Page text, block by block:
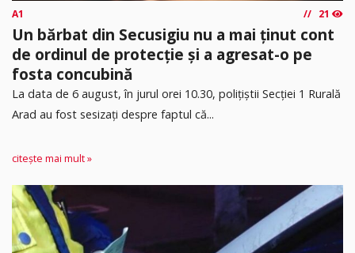
A1 21
Un bărbat din Secusigiu nu a mai ținut cont
de ordinul de protecție și a agresat-o pe
fosta concubină
​La data de 6 august, în jurul orei 10.30, polițiștii Secției 1 Rurală
Arad au fost sesizați despre faptul că...
citește mai mult »